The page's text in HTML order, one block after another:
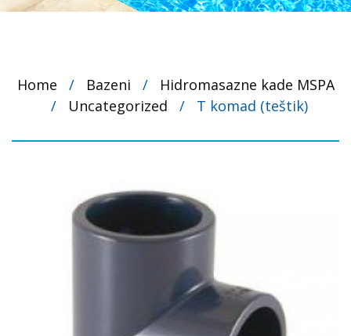
Home / Bazeni /
Hidromasazne kade MSPA
/
Uncategorized / T komad (teštik)